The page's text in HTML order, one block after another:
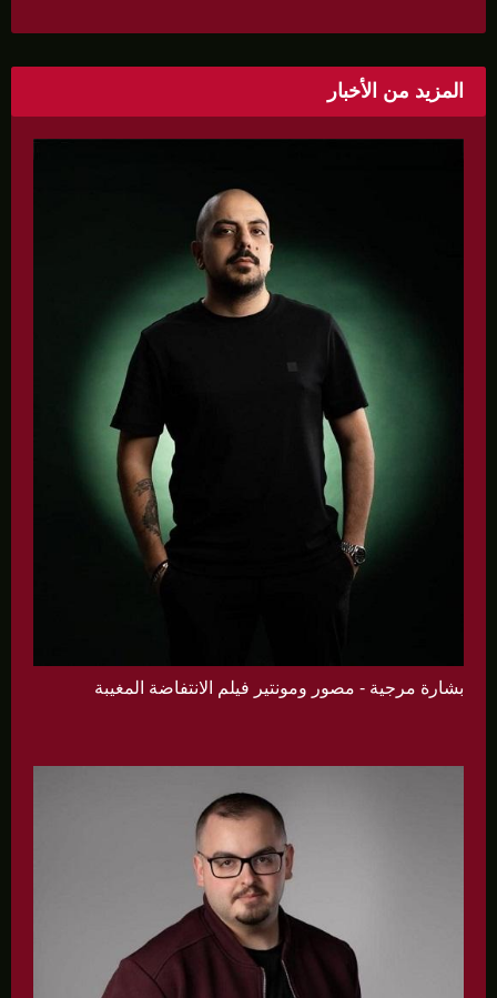
بروشورات توعوية على سيدات الحي.
المزيد من الأخبار
بشارة مرجية - مصور ومونتير فيلم الانتفاضة المغيبة